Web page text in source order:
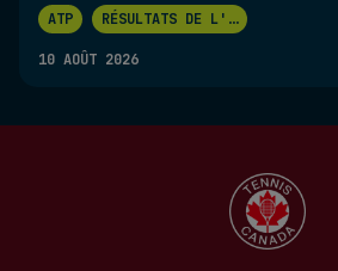
ATP RÉSULTATS DE L' ...
10 AOÛT 2026